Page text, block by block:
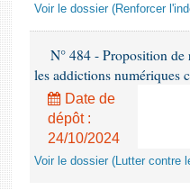
Voir le dossier (Renforcer
N° 484 - Proposition
les addictions numériques
Date de
dépôt :
24/10/2024
Voir le dossier (Lutter contre